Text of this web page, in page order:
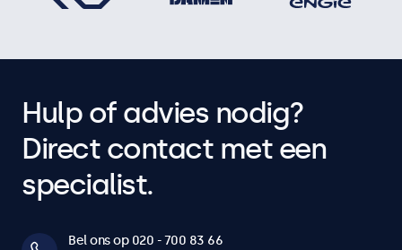
Hulp of advies nodig?
Direct contact met een
specialist.
Bel ons op 020 - 700 83 66